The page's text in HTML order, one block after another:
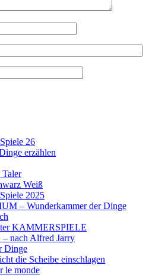
26
erzählen
Taler
Weiß
2025
– Wunderkammer der Dinge
KAMMERSPIELE
nach Alfred Jarry
Dinge
die Scheibe einschlagen
le monde